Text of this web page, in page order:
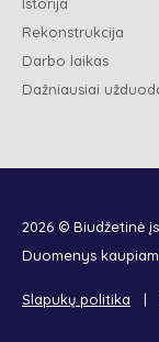
Rekonstrukcija
Darbo laikas
Dažniausiai
2026 © Biudžetinė
Duomenys
Slapukų politika